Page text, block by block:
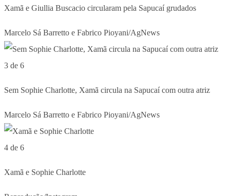
Xamã e Giullia Buscacio circularam pela Sapucaí grudados
Marcelo Sá Barretto e Fabrico Pioyani/AgNews
3 de 6
Sem Sophie Charlotte, Xamã circula na Sapucaí com outra atriz
Marcelo Sá Barretto e Fabrico Pioyani/AgNews
4 de 6
Xamã e Sophie Charlotte